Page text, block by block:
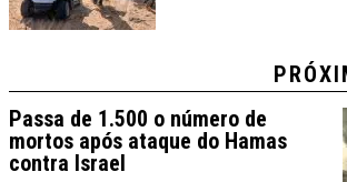
Passa de 1.500 o número de
mortos após ataque do Hamas
contra Israel